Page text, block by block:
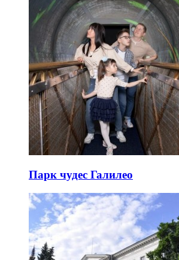
Парк чудес Галилео